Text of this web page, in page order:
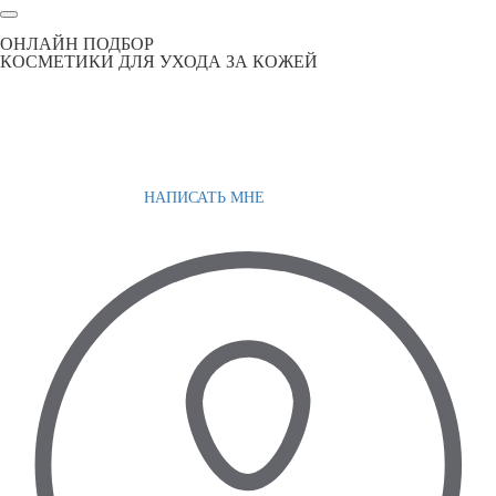
ОНЛАЙН ПОДБОР
КОСМЕТИКИ ДЛЯ УХОДА ЗА КОЖЕЙ
НАПИСАТЬ МНЕ